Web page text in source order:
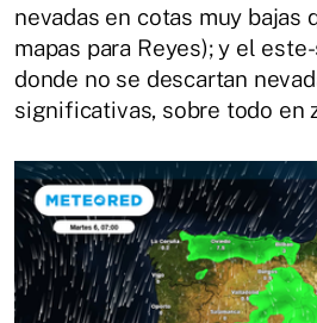
nevadas en cotas muy bajas
mapas para Reyes); y el
donde no se descartan
significativas, sobre todo en